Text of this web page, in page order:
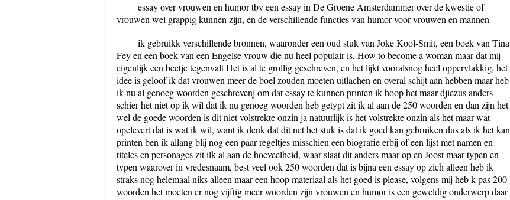
essay over vrouwen en humor tbv een essay in De Groene Amsterdammer over de kwestie of
vrouwen wel grappig kunnen zijn, en de verschillende functies van humor voor vrouwen en mannen
ik gebruikk verschillende bronnen, waaronder een oud stuk van Joke Kool-Smit, een boek van Tina
Fey en een boek van een Engelse vrouw die nu heel populair is, How to become a woman maar dat mij
eigenlijk een beetje tegenvalt Het is al te grollig geschreven, en het lijkt vooralsnog heel oppervlakkig, het
idee is geloof ik dat vrouwen meer de boel zouden moeten uitlachen en overal schijt aan hebben maar heb
ik nu al genoeg woorden geschrevenj om dat essay te kunnen printen ik hoop het maar djiezus anders
schier het niet op ik wil dat ik nu genoeg woorden heb getypt zit ik al aan de 250 woorden en dan zijn het
wel de goede woorden is dit niet volstrekte onzin ja natuurlijk is het volstrekte onzin als het maar wat
opelevert dat is wat ik wil, want ik denk dat dit net het stuk is dat ik goed kan gebruiken dus als ik het kan
printen ben ik allang blij nog een paar regeltjes misschien een biografie erbij of een lijst met namen en
titeles en personages zit ilk al aan de hoeveelheid, waar slaat dit anders maar op en Joost maar typen en
typen waarover in vredesnaam, best veel ook 250 woorden dat is bijna een essay op zich alleen heb ik
straks nog helemaal niks alleen maar een hoop materiaal als het goed is please, volgens mij heb k pas 200
woorden het moeten er nog vijftig meer woorden zijn vrouwen en humor is een geweldig onderwerp daar